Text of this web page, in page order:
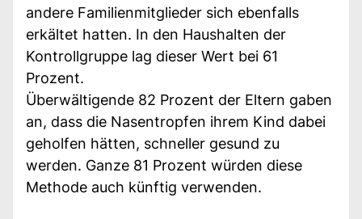
andere Familienmitglieder sich ebenfalls
erkältet hatten. In den Haushalten der
Kontrollgruppe lag dieser Wert bei 61
Prozent.
Überwältigende 82 Prozent der Eltern gaben
an, dass die Nasentropfen ihrem Kind dabei
geholfen hätten, schneller gesund zu
werden. Ganze 81 Prozent würden diese
Methode auch künftig verwenden.